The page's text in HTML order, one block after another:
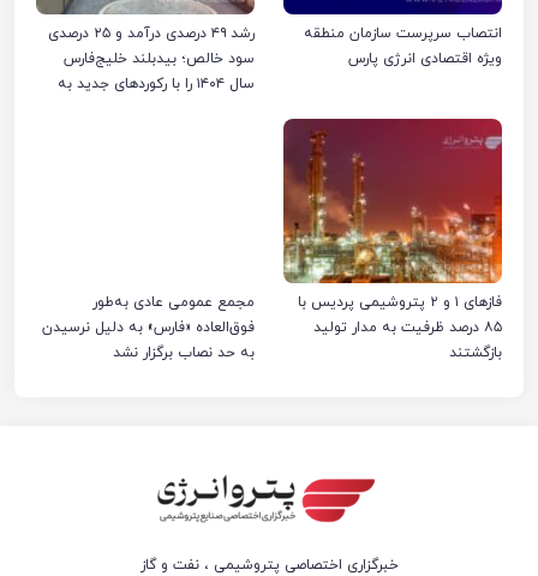
انتصاب سرپرست سازمان منطقه
ویژه اقتصادی انرژی پارس
رشد ۴۹ درصدی درآمد و ۲۵ درصدی
سود خالص؛ بیدبلند خلیج‌فارس
سال ۱۴۰۴ را با رکوردهای جدید به
فازهای ۱ و ۲ پتروشیمی پردیس با
۸۵ درصد ظرفیت به مدار تولید
بازگشتند
مجمع عمومی عادی به‌طور
فوق‌العاده «فارس» به دلیل نرسیدن
به حد نصاب برگزار نشد
خبرگزاری اختصاصی پتروشیمی ، نفت و گاز